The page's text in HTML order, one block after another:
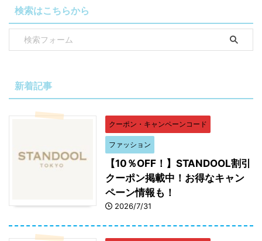
検索はこちらから
新着記事
クーポン・キャンペーンコード
ファッション
【10％OFF！】STANDOOL割引
クーポン掲載中！お得なキャン
ペーン情報も！
2026/7/31